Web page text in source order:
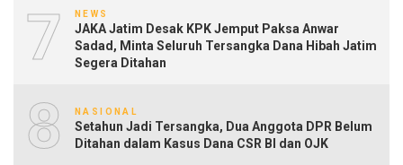
7 NEWS
JAKA Jatim Desak KPK Jemput Paksa Anwar
Sadad, Minta Seluruh Tersangka Dana Hibah Jatim
Segera Ditahan
8 NASIONAL
Setahun Jadi Tersangka, Dua Anggota DPR Belum
Ditahan dalam Kasus Dana CSR BI dan OJK